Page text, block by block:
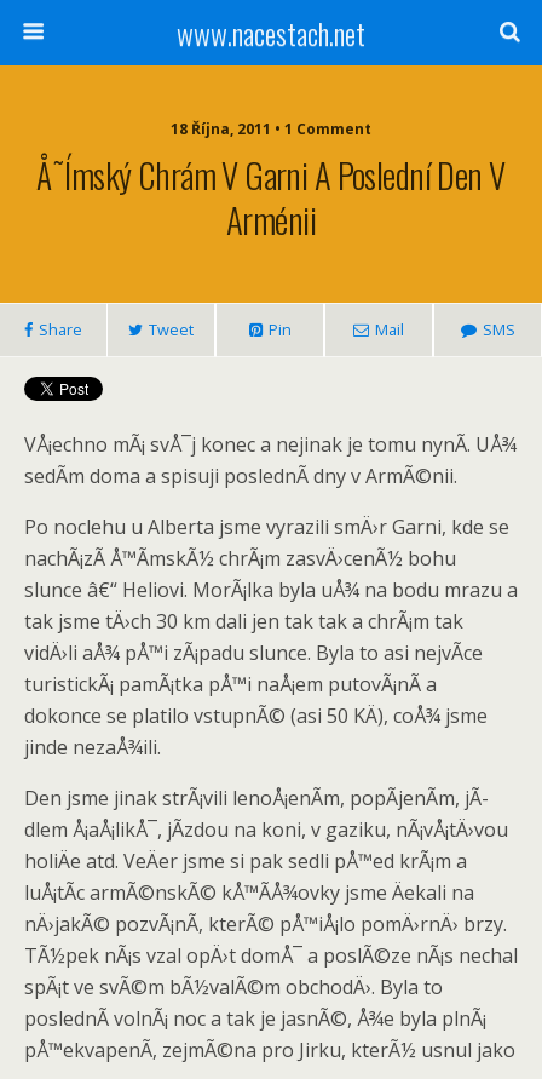
www.nacestach.net
18 Října, 2011 • 1 Comment
Å˜ímský Chrám V Garni A Poslední Den V
Arménii
Share Tweet Pin Mail SMS
VÅ¡echno mÃ¡ svÅ¯j konec a nejinak je tomu nynÃ­. UÅ¾
sedÃ­m doma a spisuji poslednÃ­ dny v ArmÃ©nii.
Po noclehu u Alberta jsme vyrazili smÄ›r Garni, kde se
nachÃ¡zÃ­ Å™Ã­mskÃ½ chrÃ¡m zasvÄ›cenÃ½ bohu
slunce â€“ Heliovi. MorÃ¡lka byla uÅ¾ na bodu mrazu a
tak jsme tÄ›ch 30 km dali jen tak tak a chrÃ¡m tak
vidÄ›li aÅ¾ pÅ™i zÃ¡padu slunce. Byla to asi nejvÃ­ce
turistickÃ¡ pamÃ¡tka pÅ™i naÅ¡em putovÃ¡nÃ­ a
dokonce se platilo vstupnÃ© (asi 50 KÄ), coÅ¾ jsme
jinde nezaÅ¾ili.
Den jsme jinak strÃ¡vili lenoÅ¡enÃ­m, popÃ­jenÃ­m, jÃ­
dlem Å¡aÅ¡likÅ¯, jÃ­zdou na koni, v gaziku, nÃ¡vÅ¡tÄ›vou
holiÄe atd. VeÄer jsme si pak sedli pÅ™ed krÃ¡m a
luÅ¡tÃ­c armÃ©nskÃ© kÅ™Ã­Å¾ovky jsme Äekali na
nÄ›jakÃ© pozvÃ¡nÃ­, kterÃ© pÅ™iÅ¡lo pomÄ›rnÄ› brzy.
TÃ½pek nÃ¡s vzal opÄ›t domÅ¯ a poslÃ©ze nÃ¡s nechal
spÃ¡t ve svÃ©m bÃ½valÃ©m obchodÄ›. Byla to
poslednÃ­ volnÃ¡ noc a tak je jasnÃ©, Å¾e byla plnÃ¡
pÅ™ekvapenÃ­, zejmÃ©na pro Jirku, kterÃ½ usnul jako